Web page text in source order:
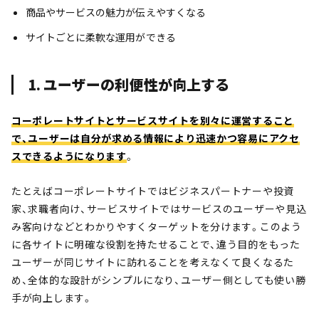
商品やサービスの魅力が伝えやすくなる
サイトごとに柔軟な運用ができる
1. ユーザーの利便性が向上する
コーポレートサイトとサービスサイトを別々に運営すること
で、ユーザーは自分が求める情報により迅速かつ容易にアクセ
スできるようになります。
たとえばコーポレートサイトではビジネスパートナーや投資
家、求職者向け、サービスサイトではサービスのユーザーや見込
み客向けなどとわかりやすくターゲットを分けます。このよう
に各サイトに明確な役割を持たせることで、違う目的をもった
ユーザーが同じサイトに訪れることを考えなくて良くなるた
め、全体的な設計がシンプルになり、ユーザー側としても使い勝
手が向上します。